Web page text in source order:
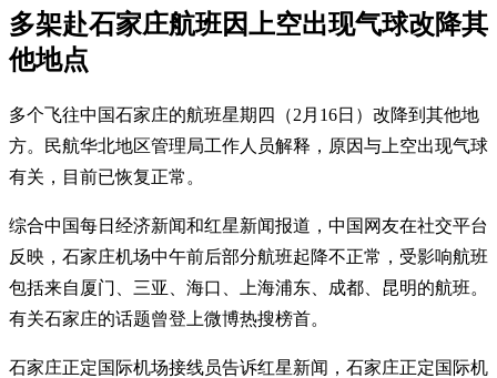
多架赴石家庄航班因上空出现气球改降其
他地点
多个飞往中国石家庄的航班星期四（2月16日）改降到其他地
方。民航华北地区管理局工作人员解释，原因与上空出现气球
有关，目前已恢复正常。
综合中国每日经济新闻和红星新闻报道，中国网友在社交平台
反映，石家庄机场中午前后部分航班起降不正常，受影响航班
包括来自厦门、三亚、海口、上海浦东、成都、昆明的航班。
有关石家庄的话题曾登上微博热搜榜首。
石家庄正定国际机场接线员告诉红星新闻，石家庄正定国际机